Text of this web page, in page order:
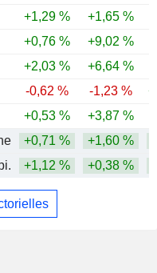
+1,29 % +1,65 %
+0,76 % +9,02 %
+2,03 % +6,64 %
-0,62 % -1,23 %
+0,53 % +3,87 %
+0,71 % +1,60 %
+1,12 % +0,38 %